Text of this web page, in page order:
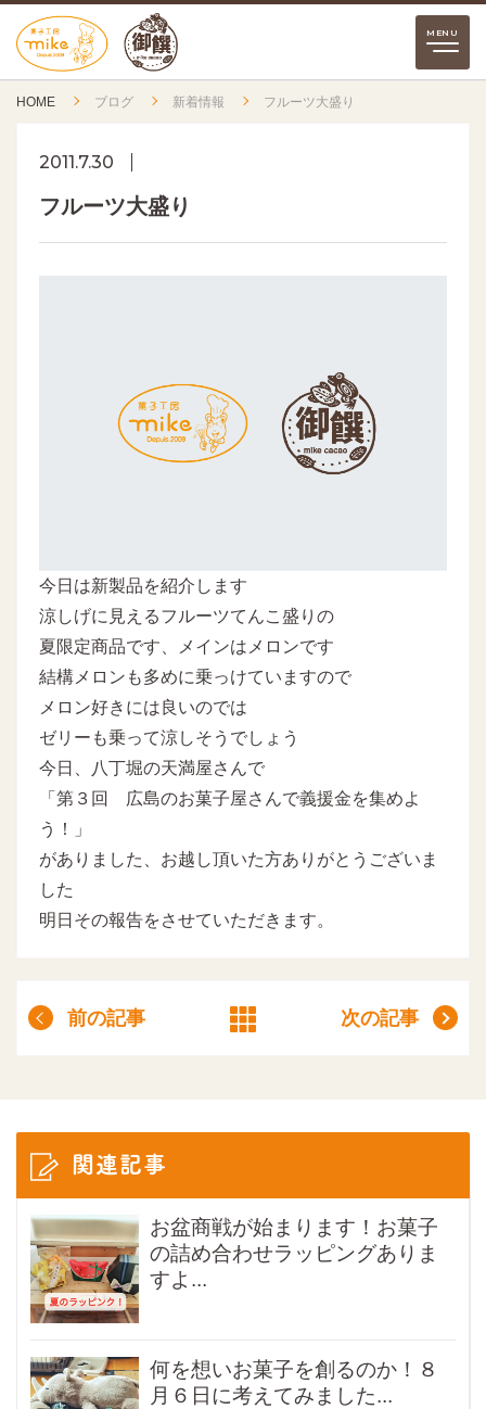
HOME ブログ 新着情報 フルーツ大盛り
2011.7.30
フルーツ大盛り
今日は新製品を紹介します
涼しげに見えるフルーツてんこ盛りの
夏限定商品です、メインはメロンです
結構メロンも多めに乗っけていますので
メロン好きには良いのでは
ゼリーも乗って涼しそうでしょう
今日、八丁堀の天満屋さんで
「第３回 広島のお菓子屋さんで義援金を集めよ
う！」
がありました、お越し頂いた方ありがとうございま
した
明日その報告をさせていただきます。
前の記事 次の記事
関連記事
お盆商戦が始まります！お菓子
の詰め合わせラッピングありま
すよ...
何を想いお菓子を創るのか！８
月６日に考えてみました...